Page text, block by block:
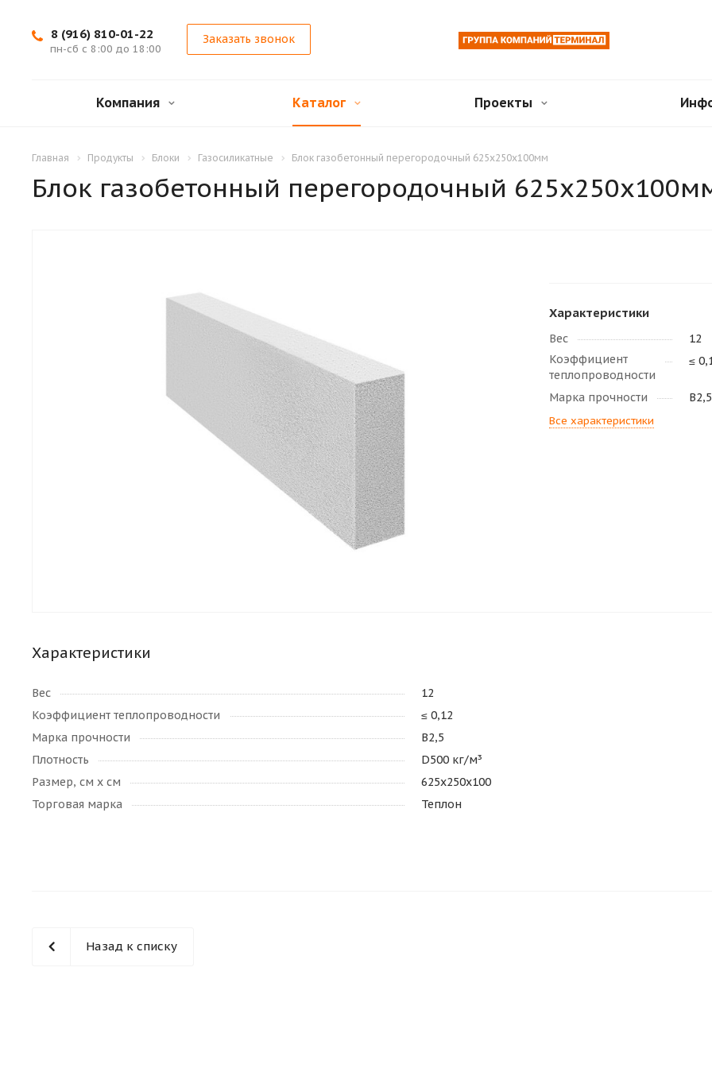
8 (916) 810-01-22
пн-сб с 8:00 до 18:00
Заказать звонок
Компания Каталог Проекты
Главная Продукты Блоки Газосиликатные Блок газобетонный перегородочный 625х250х100мм
Блок газобетонный перегородочный
Характеристики
Вес
12
Коэффициент
теплопроводности
≤
Марка прочности В2,5
Все характеристики
Характеристики
Вес
12
Коэффициент теплопроводности
≤ 0,12
Марка прочности
В2,5
Плотность
D500 кг/м³
Размер, см х см
625х250х100
Торговая марка
Теплон
Назад к списку